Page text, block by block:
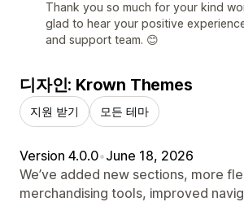
Thank you so much for your kind
glad to hear your positive
and support team. 😊
디자인: Krown Themes
지원 받기 모든 테마
Version 4.0.0•June 18, 2026
We’ve added new sections, more
merchandising tools, improved